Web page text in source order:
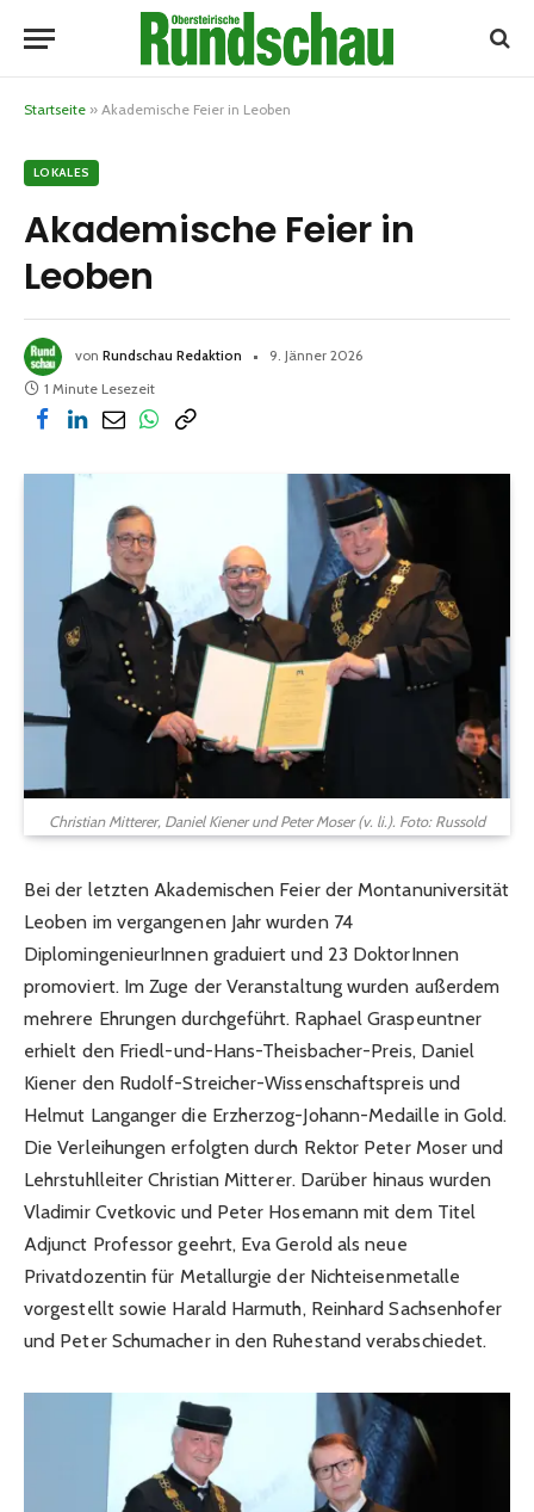
Startseite » Akademische Feier in Leoben
LOKALES
Akademische Feier in
Leoben
von Rundschau Redaktion
9. Jänner 2026
1 Minute Lesezeit
Christian Mitterer, Daniel Kiener und Peter Moser (v. li.). Foto: Russold
Bei der letzten Akademischen Feier der Montanuniversität
Leoben im vergangenen Jahr wurden 74
DiplomingenieurInnen graduiert und 23 DoktorInnen
promoviert. Im Zuge der Veranstaltung wurden außerdem
mehrere Ehrungen durchgeführt. Raphael Graspeuntner
erhielt den Friedl-und-Hans-Theisbacher-Preis, Daniel
Kiener den Rudolf-Streicher-Wissenschaftspreis und
Helmut Langanger die Erzherzog-Johann-Medaille in Gold.
Die Verleihungen erfolgten durch Rektor Peter Moser und
Lehrstuhlleiter Christian Mitterer. Darüber hinaus wurden
Vladimir Cvetkovic und Peter Hosemann mit dem Titel
Adjunct Professor geehrt, Eva Gerold als neue
Privatdozentin für Metallurgie der Nichteisenmetalle
vorgestellt sowie Harald Harmuth, Reinhard Sachsenhofer
und Peter Schumacher in den Ruhestand verabschiedet.